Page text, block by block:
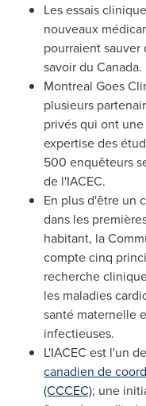
Les essais
nouveaux
pourraient
savoir du Canada.
Montreal Goes
plusieurs
privés qui ont
expertise des
500 enquêteurs
de l'IACEC.
En plus d'être un
dans les
habitant, la
compte cinq
recherche
les maladies
santé maternelle
infectieuses.
L'IACEC est l'un
canadien de
(CCCEC); une